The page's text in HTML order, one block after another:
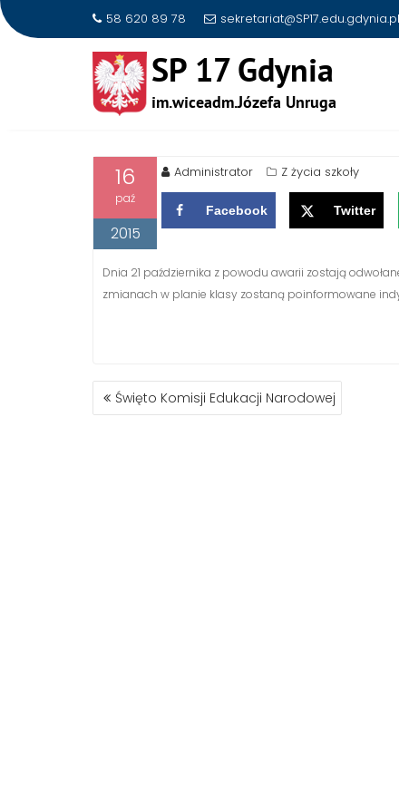
58 620 89 78 sekretariat@SP17.edu.gdynia.pl
ODWOŁANE ZAJĘCIA NA
16
paź
2015
Administrator Z życia szkoły
Facebook Twitter
Dnia 21 października z powodu awarii zostają
zmianach w planie klasy zostaną poinformowane
NAWIGACJA
WPISU
Święto Komisji Edukacji Narodowej